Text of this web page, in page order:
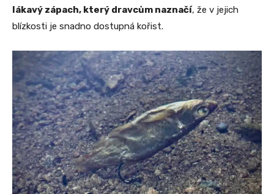
lákavý zápach, který dravcům naznačí, že v jejich
blízkosti je snadno dostupná kořist.